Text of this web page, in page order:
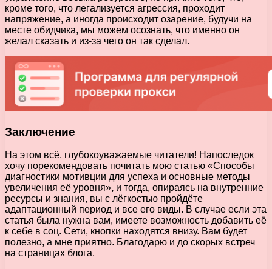
кроме того, что легализуется агрессия, проходит
напряжение, а иногда происходит озарение, будучи на
месте обидчика, мы можем осознать, что именно он
желал сказать и из-за чего он так сделал.
Заключение
На этом всё, глубокоуважаемые читатели! Напоследок
хочу порекомендовать почитать мою статью «Способы
диагностики мотивции для успеха и основные методы
увеличения её уровня», и тогда, опираясь на внутренние
ресурсы и знания, вы с лёгкостью пройдёте
адаптационный период и все его виды. В случае если эта
статья была нужна вам, имеете возможность добавить её
к себе в соц. Сети, кнопки находятся внизу. Вам будет
полезно, а мне приятно. Благодарю и до скорых встреч
на страницах блога.